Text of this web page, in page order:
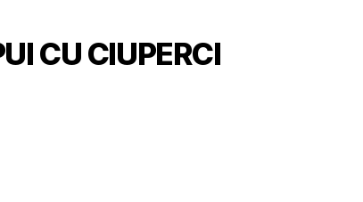
CU CIUPERCI